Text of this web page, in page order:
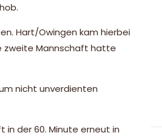
Hart/Owingen kam hierbei
zweite Mannschaft hatte
nicht unverdienten
in der 60. Minute erneut in